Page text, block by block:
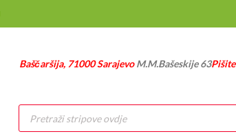
Baščaršija, 71000 SarajevoM.M.Bašeskije 63
Products
search